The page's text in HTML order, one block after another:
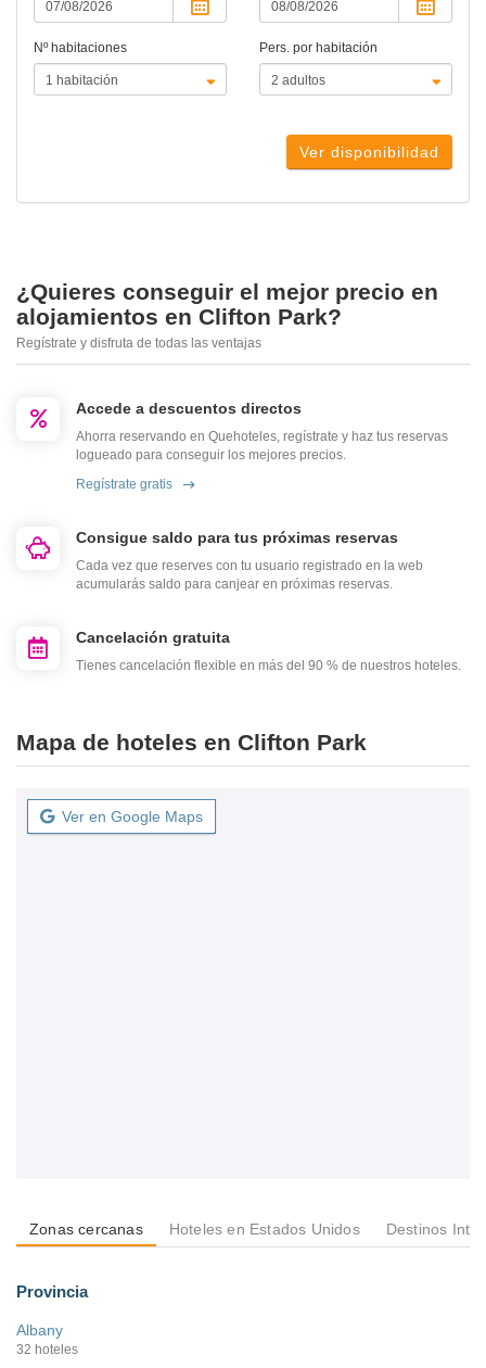
Nº habitaciones Pers. por habitación
Ver disponibilidad
¿Quieres conseguir el mejor precio en
alojamientos en Clifton Park?
Regístrate y disfruta de todas las ventajas
Accede a descuentos directos
Ahorra reservando en Quehoteles, regístrate y haz tus reservas
logueado para conseguir los mejores precios.
Regístrate gratis
Consigue saldo para tus próximas reservas
Cada vez que reserves con tu usuario registrado en la web
acumularás saldo para canjear en próximas reservas.
Cancelación gratuita
Tienes cancelación flexible en más del 90 % de nuestros hoteles.
Mapa de hoteles en Clifton Park
Ver en Google Maps
Zonas cercanas Hoteles en Estados Unidos Destinos
Provincia
Albany
32 hoteles